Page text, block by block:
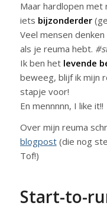
Maar hardlopen met
iets bijzonderder
Veel mensen
als je reuma hebt.
Ik ben hetlevende
beweeg, blijf ik mijn
stapje voor!
En mennnnn, I like it!!
Over mijn reuma
blogpost(die nog
Tof!)
Start-to-